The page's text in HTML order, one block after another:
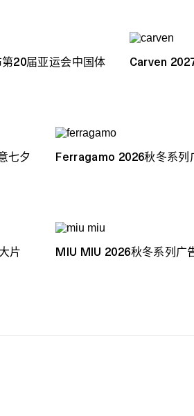
20届亚运会中国体
Carven
七夕
Ferragamo 2026秋冬系列
片 MIU MIU 2026秋冬系列广